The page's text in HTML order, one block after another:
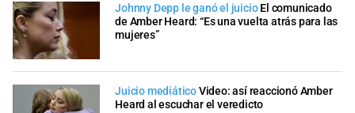
Johnny Depp le ganó el juicio El comunicado
de Amber Heard: “Es una vuelta atrás para las
mujeres”
Juicio mediáticoVideo: así reaccionó Amber
Heard al escuchar el veredicto